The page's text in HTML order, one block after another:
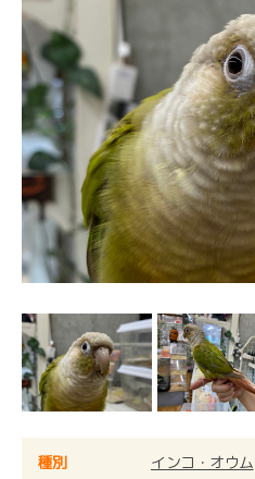
種別
インコ・オウム